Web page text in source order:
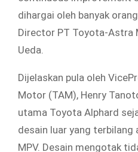
dihargai oleh banyak
Director PT Toyota-Astra
Ueda.
Dijelaskan pula oleh
Motor (TAM), Henry
utama Toyota Alphard
desain luar yang
MPV. Desain mengotak